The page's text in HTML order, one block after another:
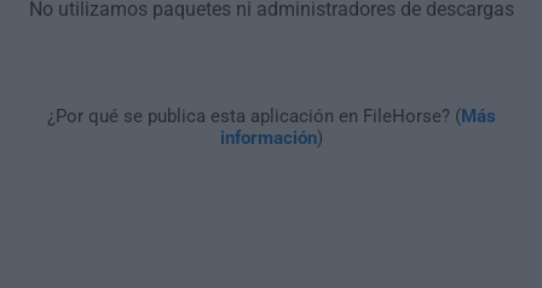
No utilizamos paquetes ni administradores de descargas
¿Por qué se publica esta aplicación en FileHorse? (Más
información)